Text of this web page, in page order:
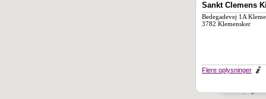
Sankt Clemens
Bedegadevej 1A
3782 Klemensker
Flere oplysninger